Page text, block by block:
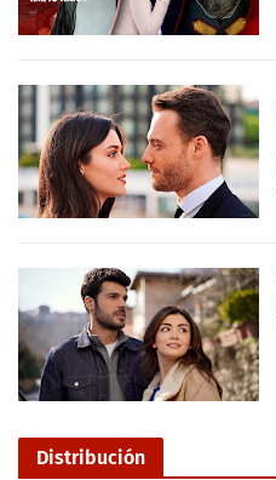
Distribución